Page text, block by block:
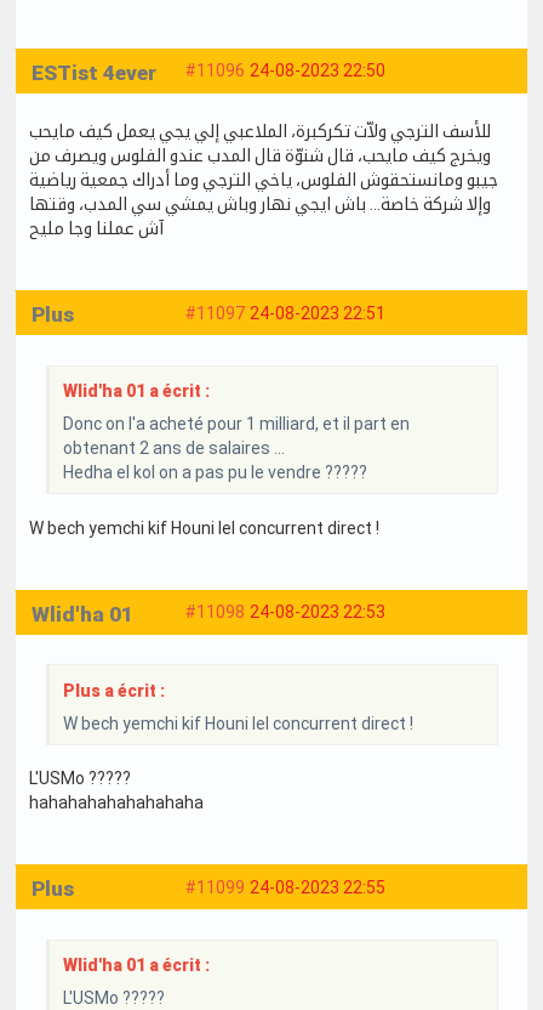
#11096 24-08-2023 22:50
ESTist 4ever
للأسف الترجي ولاّت تكركبرة، الملاعبي إلي يجي يعمل كيف مايحب
ويخرج كيف مايحب، قال شنوّة قال المدب عندو الفلوس ويصرف من
جيبو ومانستحقوش الفلوس، ياخي الترجي وما أدراك جمعية رياضية
وإلا شركة خاصة… باش ايجي نهار وباش يمشي سي المدب، وقتها
آش عملنا وجا مليح
#11097 24-08-2023 22:51
Plus
Wlid'ha 01 a écrit :
Donc on l'a acheté pour 1 milliard, et il part en
obtenant 2 ans de salaires ...
Hedha el kol on a pas pu le vendre ?????
W bech yemchi kif Houni lel concurrent direct !
#11098 24-08-2023 22:53
Wlid'ha 01
Plus a écrit :
W bech yemchi kif Houni lel concurrent direct !
L'USMo ?????
hahahahahahahahaha
#11099 24-08-2023 22:55
Plus
Wlid'ha 01 a écrit :
L'USMo ?????